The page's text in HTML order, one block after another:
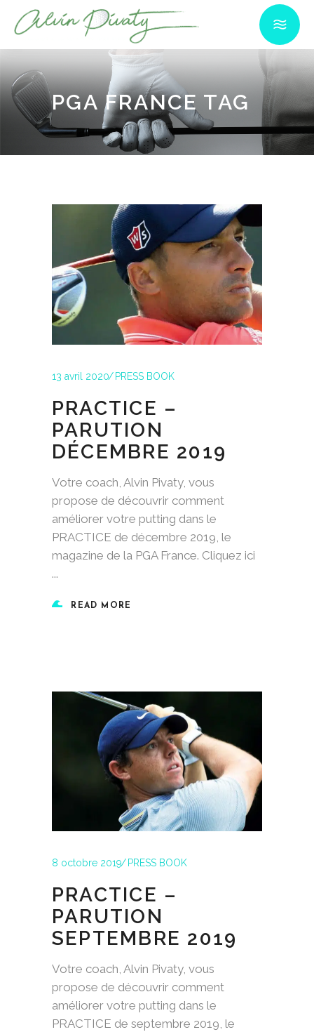
PGA FRANCE TAG
13 avril 2020 PRESS BOOK
PRACTICE –
PARUTION
DÉCEMBRE 2019
Votre coach, Alvin Pivaty, vous
propose de découvrir comment
améliorer votre putting dans le
PRACTICE de décembre 2019, le
magazine de la PGA France. Cliquez ici
READ MORE
8 octobre 2019 PRESS BOOK
PRACTICE –
PARUTION
SEPTEMBRE 2019
Votre coach, Alvin Pivaty, vous
propose de découvrir comment
améliorer votre putting dans le
PRACTICE de septembre 2019, le